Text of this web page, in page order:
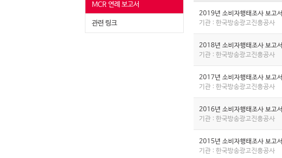
MCR 연례 보고서
관련 링크
2019년 소비자행태조사 보고서
기관 : 한국방송광고진흥공사
2018년 소비자행태조사 보고서
기관 : 한국방송광고진흥공사
2017년 소비자행태조사 보고서
기관 : 한국방송광고진흥공사
2016년 소비자행태조사 보고서
기관 : 한국방송광고진흥공사
2015년 소비자행태조사 보고서
기관 : 한국방송광고진흥공사